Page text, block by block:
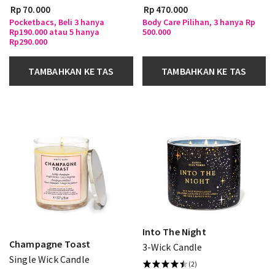
Rp 70.000
Pocketbacs, Beli 3 hanya
Rp190.000 atau 5 hanya
Rp290.000
TAMBAHKAN KE TAS
Rp 470.000
Body Care Pilihan, 3 hanya Rp
500.000
TAMBAHKAN KE TAS
Champagne Toast
Single Wick Candle
Into The Night
3-Wick Candle
(2)